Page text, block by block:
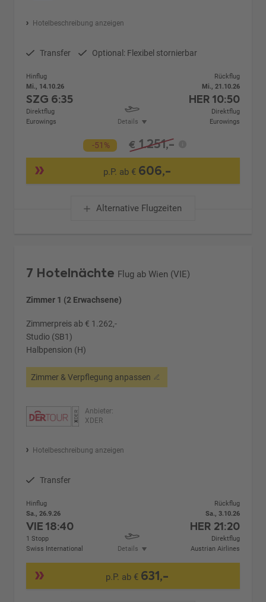
Hotelbeschreibung anzeigen
Transfer Optional: Flexibel stornierbar
Hinflug
Mi., 14.10.26
SZG 6:35
Direktflug
Eurowings
Details
Rückflug
Mi., 21.10.26
HER 10:50
Direktflug
Eurowings
-51% € 1.251,-
p.P. ab € 606,-
Alternative Flugzeiten
7 Hotelnächte Flug ab Wien (VIE)
Zimmer 1 (2 Erwachsene)
Zimmerpreis ab € 1.262,-
Studio (SB1)
Halbpension (H)
Zimmer & Verpflegung anpassen
Anbieter:
XDER
Hotelbeschreibung anzeigen
Transfer
Hinflug
Sa., 26.9.26
VIE18:40
1 Stopp
Swiss International
Details
Rückflug
Sa., 3.10.26
HER 21:20
Direktflug
Austrian Airlines
p.P. ab € 631,-